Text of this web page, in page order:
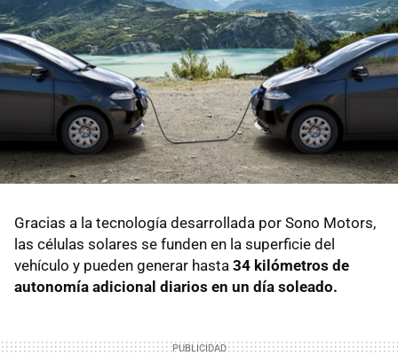
Gracias a la tecnología desarrollada por Sono Motors,
las células solares se funden en la superficie del
vehículo y pueden generar hasta 34 kilómetros de
autonomía adicional diarios en un día soleado.